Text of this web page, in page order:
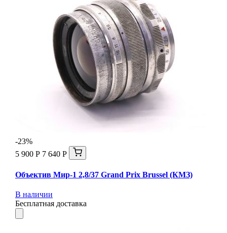
-23%
5 900 Р 7 640 Р
Объектив Мир-1 2,8/37 Grand Prix Brussel (КМЗ)
В наличии
Бесплатная доставка